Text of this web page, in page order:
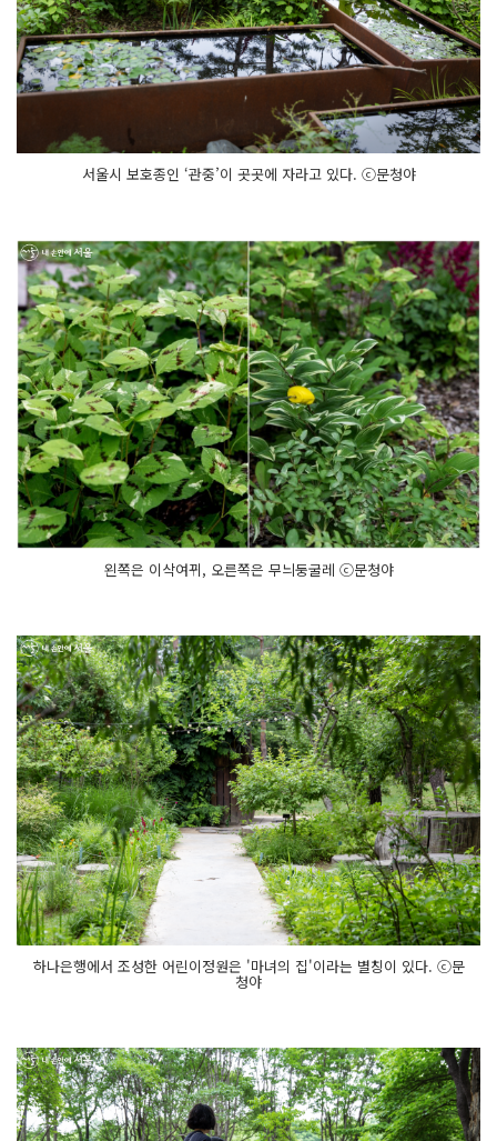
서울시 보호종인 ‘관중’이 곳곳에 자라고 있다. ⓒ문청야
왼쪽은 이삭여뀌, 오른쪽은 무늬둥굴레 ⓒ문청야
하나은행에서 조성한 어린이정원은 '마녀의 집'이라는 별칭이 있다. ⓒ문
청야